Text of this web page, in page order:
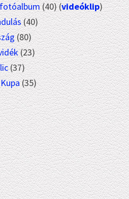
fotóalbum(40) (videóklip)
(40)
(80)
(23)
(37)
(35)